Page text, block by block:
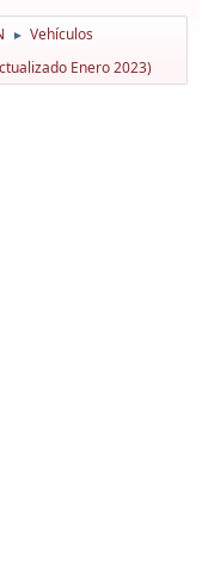
► Vehículos
Enero 2023)